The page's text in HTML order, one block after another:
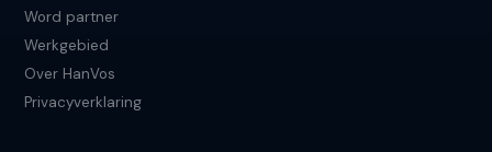
Word partner
Werkgebied
Over HanVos
Privacyverklaring